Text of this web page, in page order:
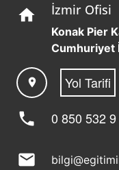
home İzmir Ofisi
Konak Pier
Cumhuriyet
location_on Yol Tarifi
phone 0 850 532
mail